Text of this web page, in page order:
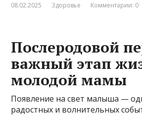
08.02.2025 Здоровье Комментарии: 0
Послеродовой
важный этап
молодой мамы
Появление на свет малыша —
радостных и волнительных